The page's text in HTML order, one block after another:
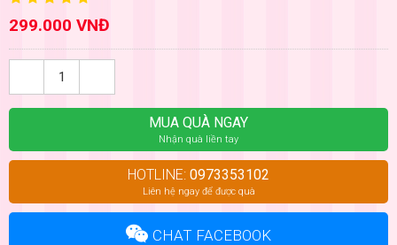
299.000 VNĐ
MUA QUÀ NGAY
Nhận quà liền tay
HOTLINE: 0973353102
Liên hệ ngay để được quà
CHAT FACEBOOK